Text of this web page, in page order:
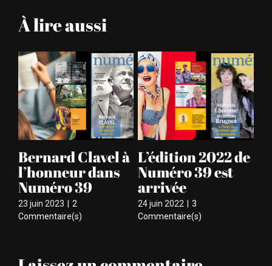
À lire aussi
2022 de
39 est
2022 | 3
Découvrez
l’édition 2025
25 juin 2025 | 0 Commentaire